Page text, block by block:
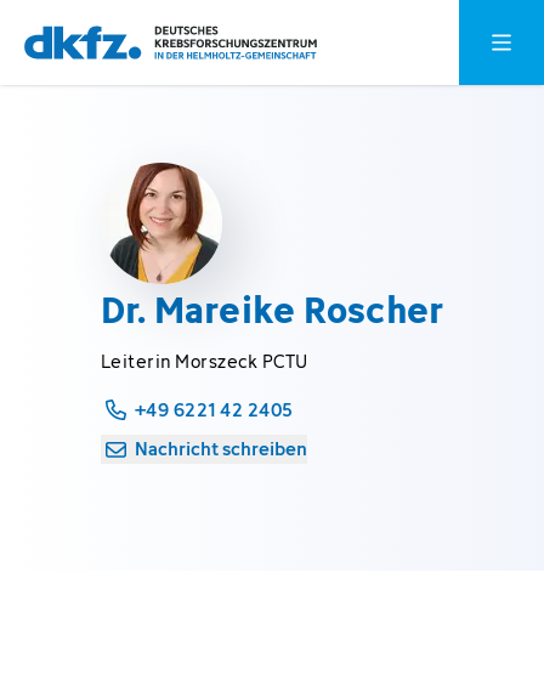
Zum
Hauptinhalt
springen
Zur
Fußzeile
springen
Dr. Mareike Roscher
Leiterin Morszeck PCTU
+49 6221 42 2405
Nachricht schreiben